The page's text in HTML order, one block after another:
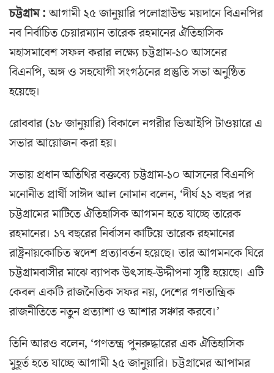
চট্টগ্রাম :আগামী ২৫ জানুয়ারি পলোগ্রাউন্ড ময়দানে বিএনপির
নব নির্বাচিত চেয়ারম্যান তারেক রহমানের ঐতিহাসিক
মহাসমাবেশ সফল করার লক্ষ্যে চট্টগ্রাম-১০ আসনের
বিএনপি, অঙ্গ ও সহযোগী সংগঠনের প্রস্তুতি সভা অনুষ্ঠিত
হয়েছে।
রোববার (১৮ জানুয়ারি) বিকালে নগরীর ভিআইপি টাওয়ারে এ
সভার আয়োজন করা হয়।
সভায় প্রধান অতিথির বক্তব্যে চট্টগ্রাম-১০ আসনের বিএনপি
মনোনীত প্রার্থী সাঈদ আল নোমান বলেন, ‘দীর্ঘ ২১ বছর পর
চট্টগ্রামের মাটিতে ঐতিহাসিক আগমন হতে যাচ্ছে তারেক
রহমানের। ১৭ বছরের নির্বাসন কাটিয়ে তারেক রহমানের
রাষ্ট্রনায়কোচিত স্বদেশ প্রত্যাবর্তন হয়েছে। তার আগমনকে ঘিরে
চট্টগ্রামবাসীর মাঝে ব্যাপক উৎসাহ-উদ্দীপনা সৃষ্টি হয়েছে। এটি
কেবল একটি রাজনৈতিক সফর নয়, দেশের গণতান্ত্রিক
রাজনীতিতে নতুন প্রত্যাশা ও আশার সঞ্চার করবে।’
তিনি আরও বলেন, ‘গণতন্ত্র পুনরুদ্ধারের এক ঐতিহাসিক
মুহূর্ত হতে যাচ্ছে আগামী ২৫ জানুয়ারি। চট্টগ্রামের আপামর